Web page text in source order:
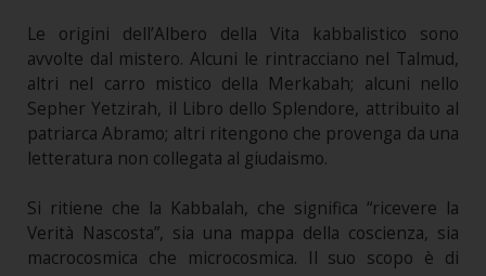
Le origini dell’Albero della Vita kabbalistico sono
avvolte dal mistero. Alcuni le rintracciano nel Talmud,
altri nel carro mistico della Merkabah; alcuni nello
Sepher Yetzirah, il Libro dello Splendore, attribuito al
patriarca Abramo; altri ritengono che provenga da una
letteratura non collegata al giudaismo.
Si ritiene che la Kabbalah, che significa “ricevere la
Verità Nascosta”, sia una mappa della coscienza, sia
macrocosmica che microcosmica. Il suo scopo è di